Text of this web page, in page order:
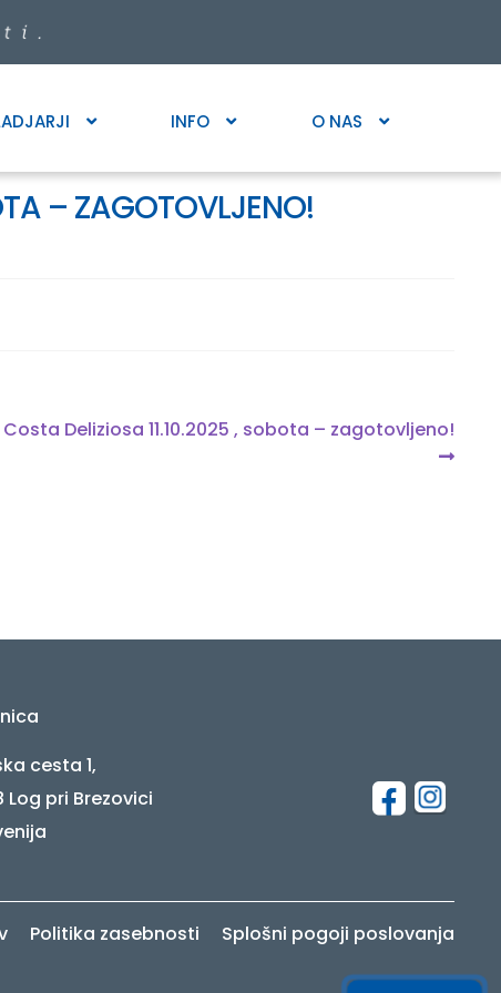
INFO O NAS
– ZAGOTOVLJENO!
Deliziosa 11.10.2025 , sobota – zagotovljeno!
cesta 1,
Log pri Brezovici
Politika zasebnosti Splošni pogoji poslovanja